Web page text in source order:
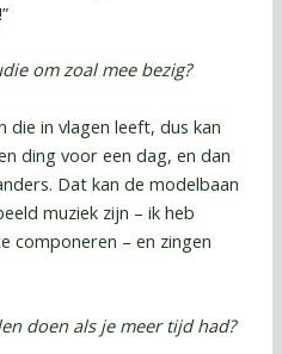
om zoal mee bezig?
die in vlagen leeft, dus kan
ding voor een dag, en dan
Dat kan de modelbaan
muziek zijn – ik heb
componeren – en zingen
doen als je meer tijd had?